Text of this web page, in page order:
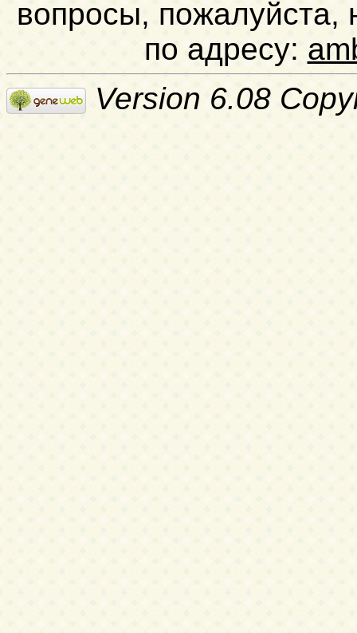
вопросы, пожалуйста,
по адресу:
Version 6.08